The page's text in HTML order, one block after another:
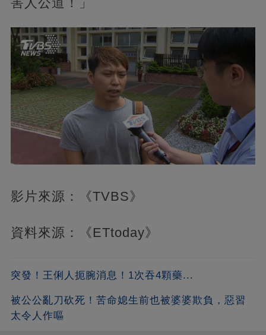
影片來源：《TVBS》
資料來源：《ETtoday》
突發！王俐人扼腕消息！1次吞4顆藥...
被公公亂刀砍死！苦命媳生前也被婆婆欺負，惡習
太令人作嘔